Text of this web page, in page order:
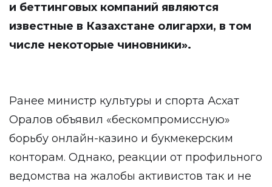
и беттинговых компаний являются
известные в Казахстане олигархи, в том
числе некоторые чиновники».
Ранее министр культуры и спорта Асхат
Оралов объявил «бескомпромиссную»
борьбу онлайн-казино и букмекерским
конторам. Однако, реакции от профильного
ведомства на жалобы активистов так и не